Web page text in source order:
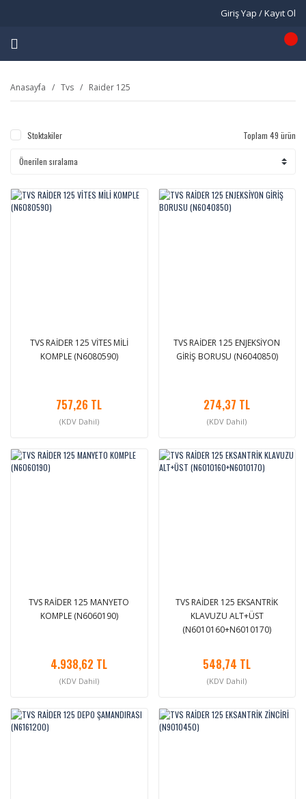
Giriş Yap / Kayıt Ol
Anasayfa Tvs Raider 125
Stoktakiler Toplam 49 ürün
TVS RAİDER 125 VİTES MİLİ
KOMPLE (N6080590)
757,26 TL
(KDV Dahil)
TVS RAİDER 125 ENJEKSİYON
GİRİŞ BORUSU (N6040850)
274,37 TL
(KDV Dahil)
TVS RAİDER 125 MANYETO
KOMPLE (N6060190)
4.938,62 TL
(KDV Dahil)
TVS RAİDER 125 EKSANTRİK
KLAVUZU ALT+ÜST
(N6010160+N6010170)
548,74 TL
(KDV Dahil)